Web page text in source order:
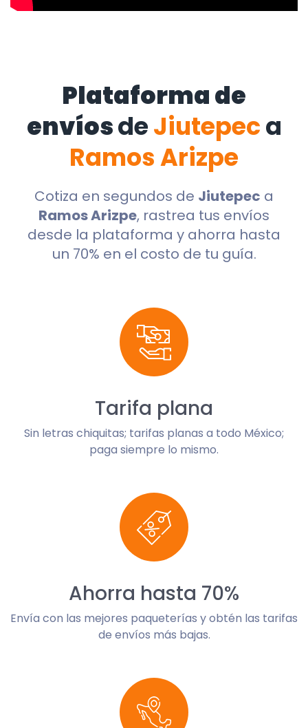
Plataforma de
envíosdeJiutepeca
Ramos Arizpe
Cotiza en segundos de Jiutepec a
Ramos Arizpe, rastrea tus envíos
desde la plataforma y ahorra hasta
un 70% en el costo de tu guía.
Tarifa plana
Sin letras chiquitas; tarifas planas a todo México;
paga siempre lo mismo.
Ahorra hasta 70%
Envía con las mejores paqueterías y obtén las tarifas
de envíos más bajas.